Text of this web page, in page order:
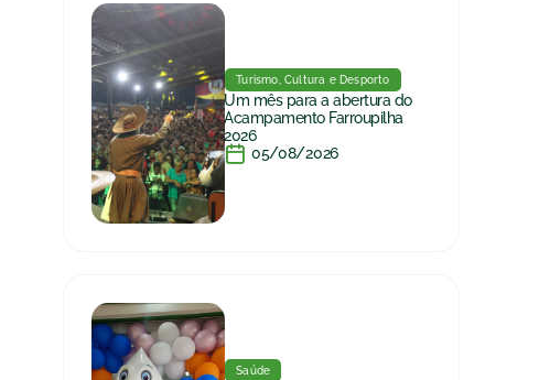
Turismo, Cultura e Desporto
Um mês para a abertura do
Acampamento Farroupilha
2026
05/08/2026
Saúde